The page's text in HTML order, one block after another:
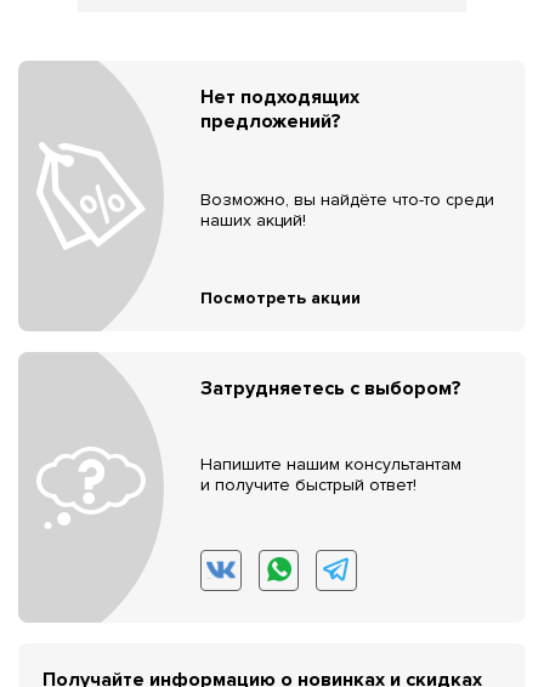
Нет подходящих
предложений?
Возможно, вы найдёте что-то среди
наших акций!
Посмотреть акции
Затрудняетесь с выбором?
Напишите нашим консультантам
и получите быстрый ответ!
Получайте информацию о новинках и скидках